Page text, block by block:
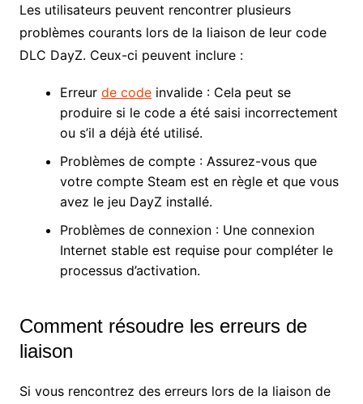
Les utilisateurs peuvent rencontrer plusieurs
problèmes courants lors de la liaison de leur code
DLC DayZ. Ceux-ci peuvent inclure :
Erreur de codeinvalide : Cela peut se
produire si le code a été saisi incorrectement
ou s’il a déjà été utilisé.
Problèmes de compte : Assurez-vous que
votre compte Steam est en règle et que vous
avez le jeu DayZ installé.
Problèmes de connexion : Une connexion
Internet stable est requise pour compléter le
processus d’activation.
Comment résoudre les erreurs de
liaison
Si vous rencontrez des erreurs lors de la liaison de